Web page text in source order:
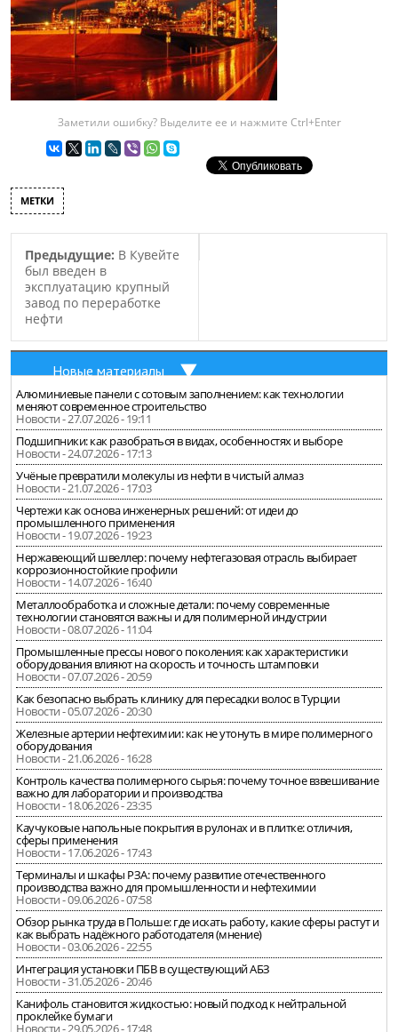
Заметили ошибку? Выделите ее и нажмите Ctrl+Enter
МЕТКИ
Предыдущие: В Кувейте
был введен в
эксплуатацию крупный
завод по переработке
нефти
Новые материалы
Алюминиевые панели с сотовым заполнением: как технологии
меняют современное строительство
Новости - 27.07.2026 - 19:11
Подшипники: как разобраться в видах, особенностях и выборе
Новости - 24.07.2026 - 17:13
Учёные превратили молекулы из нефти в чистый алмаз
Новости - 21.07.2026 - 17:03
Чертежи как основа инженерных решений: от идеи до
промышленного применения
Новости - 19.07.2026 - 19:23
Нержавеющий швеллер: почему нефтегазовая отрасль выбирает
коррозионностойкие профили
Новости - 14.07.2026 - 16:40
Металлообработка и сложные детали: почему современные
технологии становятся важны и для полимерной индустрии
Новости - 08.07.2026 - 11:04
Промышленные прессы нового поколения: как характеристики
оборудования влияют на скорость и точность штамповки
Новости - 07.07.2026 - 20:59
Как безопасно выбрать клинику для пересадки волос в Турции
Новости - 05.07.2026 - 20:30
Железные артерии нефтехимии: как не утонуть в мире полимерного
оборудования
Новости - 21.06.2026 - 16:28
Контроль качества полимерного сырья: почему точное взвешивание
важно для лаборатории и производства
Новости - 18.06.2026 - 23:35
Каучуковые напольные покрытия в рулонах и в плитке: отличия,
сферы применения
Новости - 17.06.2026 - 17:43
Терминалы и шкафы РЗА: почему развитие отечественного
производства важно для промышленности и нефтехимии
Новости - 09.06.2026 - 07:58
Обзор рынка труда в Польше: где искать работу, какие сферы растут и
как выбрать надёжного работодателя (мнение)
Новости - 03.06.2026 - 22:55
Интеграция установки ПБВ в существующий АБЗ
Новости - 31.05.2026 - 20:46
Канифоль становится жидкостью: новый подход к нейтральной
проклейке бумаги
Новости - 29.05.2026 - 17:48